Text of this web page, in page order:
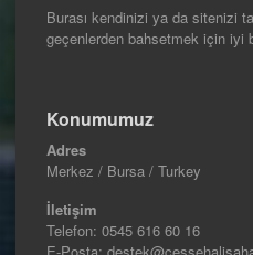
Burası kendinizi ya da sitenizi
geçenlerden bahsetmek için iyi
Konumumuz
Adres
Merkez / Bursa / Turkey
İletişim
Telefon: 0545 616 60 16